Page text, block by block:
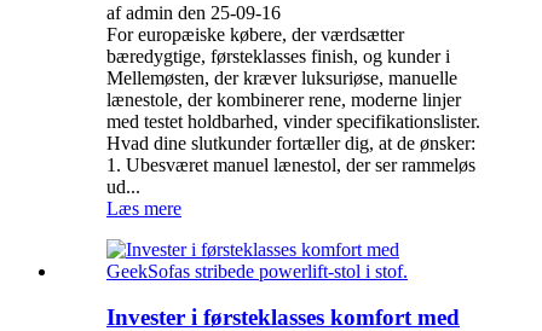
af admin den 25-09-16
For europæiske købere, der værdsætter
bæredygtige, førsteklasses finish, og kunder i
Mellemøsten, der kræver luksuriøse, manuelle
lænestole, der kombinerer rene, moderne linjer
med testet holdbarhed, vinder specifikationslister.
Hvad dine slutkunder fortæller dig, at de ønsker:
1. Ubesværet manuel lænestol, der ser rammeløs
ud...
Læs mere
Invester i førsteklasses komfort med